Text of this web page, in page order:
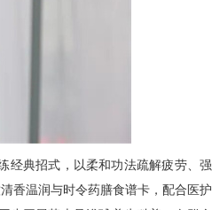
经典招式，以柔和功法疏解疲劳、强
香温润与时令药膳食谱卡，配合医护